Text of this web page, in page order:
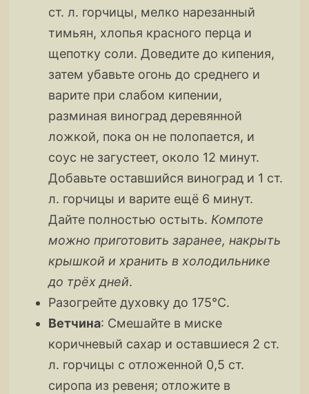
ст. л. горчицы, мелко нарезанный
тимьян, хлопья красного перца и
щепотку соли. Доведите до кипения,
затем убавьте огонь до среднего и
варите при слабом кипении,
разминая виноград деревянной
ложкой, пока он не полопается, и
соус не загустеет, около 12 минут.
Добавьте оставшийся виноград и 1 ст.
л. горчицы и варите ещё 6 минут.
Дайте полностью остыть. Компоте
можно приготовить заранее, накрыть
крышкой и хранить в холодильнике
до трёх дней.
Разогрейте духовку до 175°С.
Ветчина: Смешайте в миске
коричневый сахар и оставшиеся 2 ст.
л. горчицы с отложенной 0,5 ст.
сиропа из ревеня; отложите в